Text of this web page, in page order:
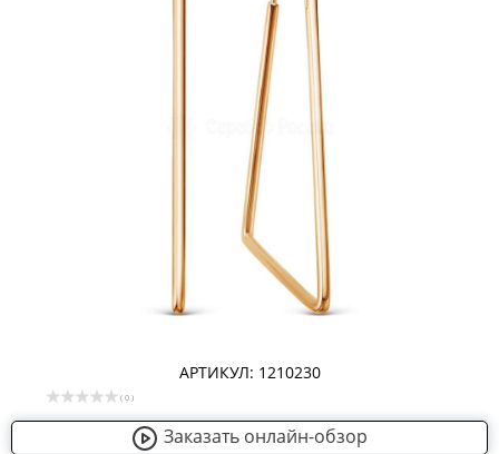
АРТИКУЛ: 1210230
( 0 )
Заказать онлайн-обзор